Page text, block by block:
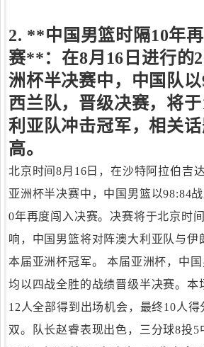
2. **中国男篮时隔10年
赛**：在8月16日进行的
洲杯半决赛中，中国队
西兰队，晋级决赛，将
利亚队冲击冠军，相关
高。
北京时间8月16日，在沙特阿拉伯吉
亚洲杯半决赛中，中国男篮以98:84
0年再度闯入决赛。决赛将于北京时
响，中国男篮将对阵澳大利亚队与伊
本届亚洲杯冠军。 本届亚洲杯，中
均以四战全胜的战绩晋级半决赛。本
12人全部得到出场机会，最终10人得
双。队长赵睿表现出色，三分球8投5